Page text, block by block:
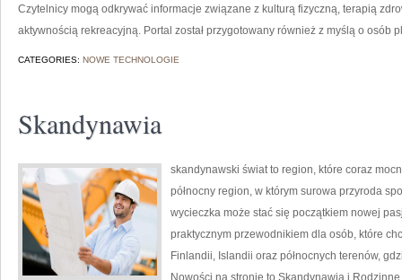
Czytelnicy mogą odkrywać informacje związane z kulturą fizyczną, terapią
aktywnością rekreacyjną. Portal został przygotowany również z myślą o osób
CATEGORIES: NOWE TECHNOLOGIE
Skandynawia
skandynawski świat to region, które coraz
północny region, w którym surowa przyroda
wycieczka może stać się początkiem nowej
praktycznym przewodnikiem dla osób, które
Finlandii, Islandii oraz północnych terenów,
Nowości na stronie to Skandynawia i